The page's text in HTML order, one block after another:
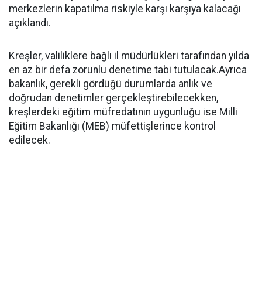
merkezlerin kapatılma riskiyle karşı karşıya kalacağı
açıklandı.
Kreşler, valiliklere bağlı il müdürlükleri tarafından yılda
en az bir defa zorunlu denetime tabi tutulacak.Ayrıca
bakanlık, gerekli gördüğü durumlarda anlık ve
doğrudan denetimler gerçekleştirebilecekken,
kreşlerdeki eğitim müfredatının uygunluğu ise Milli
Eğitim Bakanlığı (MEB) müfettişlerince kontrol
edilecek.